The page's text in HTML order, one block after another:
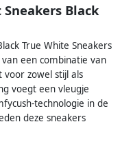
Sneakers Black
True White Sneakers
een combinatie van
voor zowel stijl als
voegt een vleugje
technologie in de
deze sneakers